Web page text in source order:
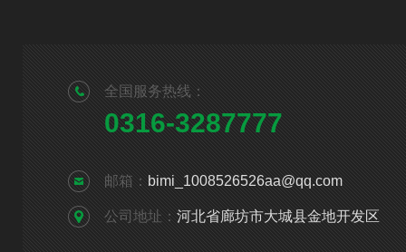
全国服务热线：
0316-3287777
邮箱： bimi_1008526526aa@qq.com
公司地址： 河北省廊坊市大城县金地开发区